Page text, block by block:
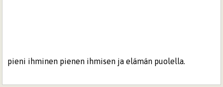
pieni ihminen pienen ihmisen ja elämän puolella.